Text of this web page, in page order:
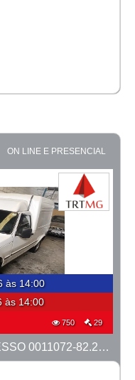
ON LINE E PRESENCIAL
às 14:00
às 14:00
750 29
LOTE 13 - Fiat Fiorino - PROCESSO 0011072-82.2023-1ª CONT.